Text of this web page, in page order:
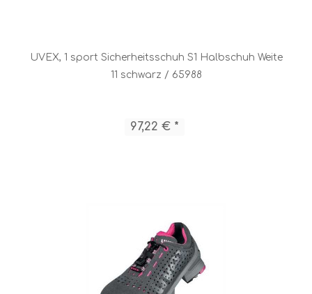
UVEX, 1 sport Sicherheitsschuh S1 Halbschuh Weite
11 schwarz / 65988
97,22 € *